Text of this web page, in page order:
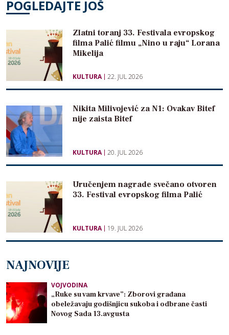
POGLEDAJTE JOŠ
Zlatni toranj 33. Festivala evropskog
filma Palić filmu „Nino u raju“ Lorana
Mikelija
KULTURA 22. JUL 2026
Nikita Milivojević za N1: Ovakav Bitef
nije zaista Bitef
KULTURA 20. JUL 2026
Uručenjem nagrade svečano otvoren
33. Festival evropskog filma Palić
KULTURA 19. JUL 2026
NAJNOVIJE
VOJVODINA
„Ruke su vam krvave”: Zborovi građana
obeležavaju godišnjicu sukoba i odbrane časti
Novog Sada 13.avgusta